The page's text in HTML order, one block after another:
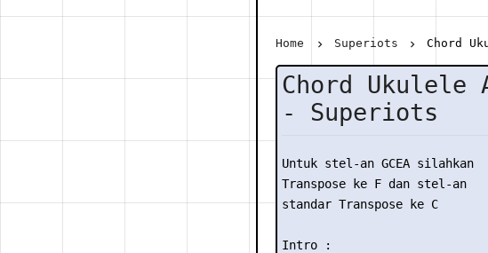
Home Superiots Chord
Chord Ukulele
- Superiots
Untuk stel-an GCEA silahkan
Transpose ke F dan stel-an
standar Transpose ke C
Intro :